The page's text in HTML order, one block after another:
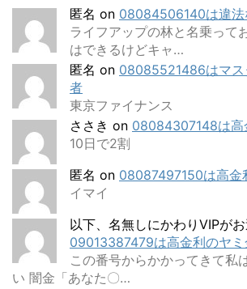
匿名 on 08084506140は違法
ライフアップの林と名乗って
はできるけどキャ…
匿名 on 08085521486はマス
者
東京ファイナンス
ささき on 08084307148は高
10日で2割
匿名 on 08087497150は高金
イマイ
以下、名無しにかわりVIPが
09013387479は高金利のヤ
この番号からかかってきて私
い 闇金「あなた〇…